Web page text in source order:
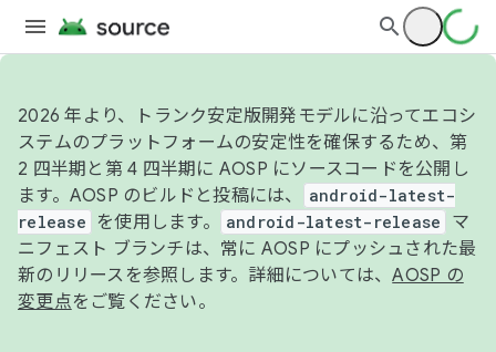
2026 年より、トランク安定版開発モデルに沿ってエコシ
ステムのプラットフォームの安定性を確保するため、第
2 四半期と第 4 四半期に AOSP にソースコードを公開し
ます。AOSP のビルドと投稿には、
android-latest-
release
を使用します。 android-latest-release
マ
ニフェスト ブランチは、常に AOSP にプッシュされた最
新のリリースを参照します。詳細については、AOSP の
変更点をご覧ください。